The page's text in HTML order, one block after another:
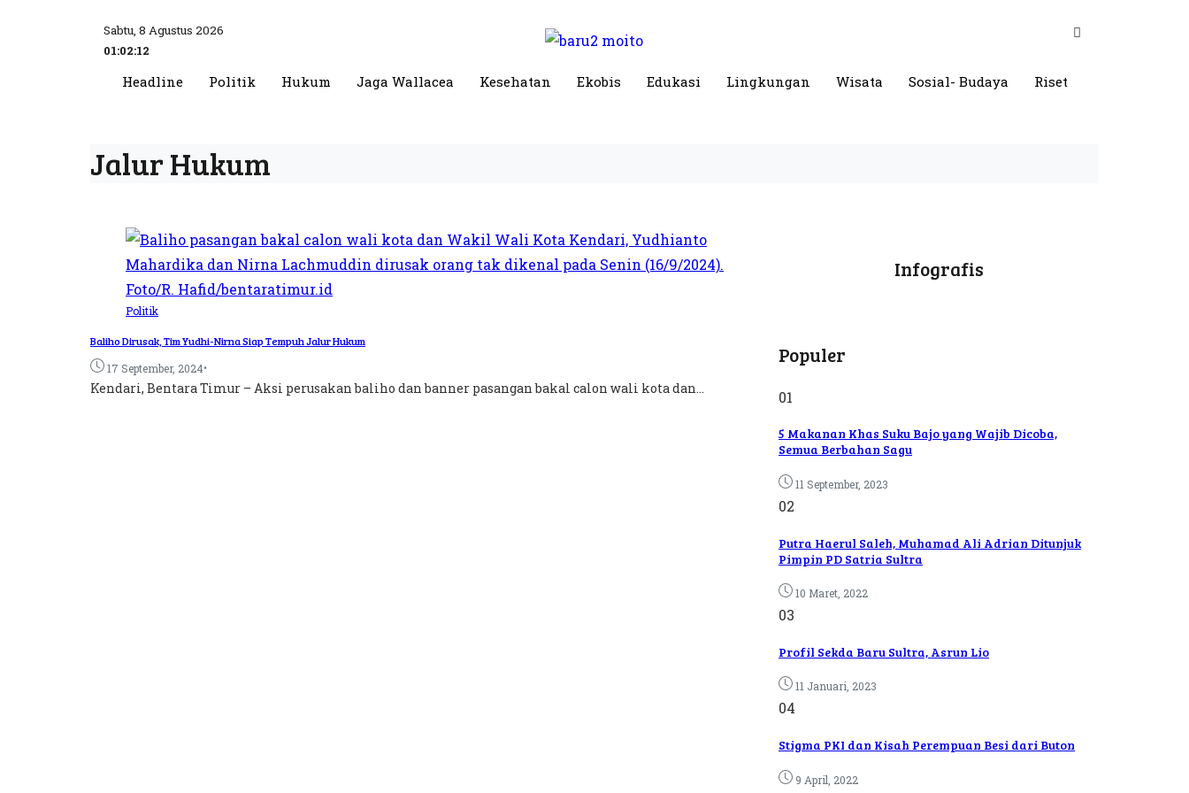
Sabtu, 8 Agustus 2026
01:02:13
Headline Politik Hukum Jaga Wallacea Kesehatan Ekobis Edukasi Lingkungan Wisata Sosial- Budaya Riset
Jalur Hukum
Politik
Baliho Dirusak, Tim Yudhi-Nirna Siap Tempuh Jalur Hukum
17 September, 2024•
Kendari, Bentara Timur – Aksi perusakan baliho dan banner pasangan bakal calon wali kota dan...
Infografis
Populer
01
5 Makanan Khas Suku Bajo yang Wajib Dicoba,
Semua Berbahan Sagu
11 September, 2023
02
Putra Haerul Saleh, Muhamad Ali Adrian Ditunjuk
Pimpin PD Satria Sultra
10 Maret, 2022
03
Profil Sekda Baru Sultra, Asrun Lio
11 Januari, 2023
04
Stigma PKI dan Kisah Perempuan Besi dari Buton
9 April, 2022